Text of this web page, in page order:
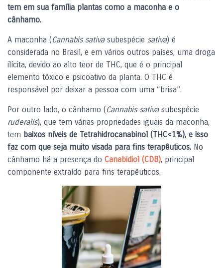
tem em sua família plantas como a maconha e o
cânhamo.
A maconha (Cannabis sativasubespécie sativa) é
considerada no Brasil, e em vários outros países, uma droga
ilícita, devido ao alto teor de THC, que é o principal
elemento tóxico e psicoativo da planta. O THC é
responsável por deixar a pessoa com uma “brisa”.
Por outro lado, o cânhamo (Cannabis sativasubespécie
ruderalis), que tem várias propriedades iguais da maconha,
tem baixos níveis de Tetrahidrocanabinol (THC<1%), e isso
faz com que seja muito visada para fins terapêuticos. No
cânhamo há a presença do Canabidiol (CDB), principal
componente extraído para fins terapêuticos.